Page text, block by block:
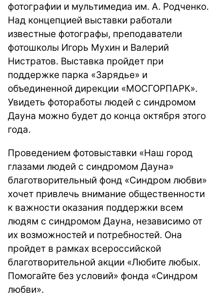
фотографии и мультимедиа им. А. Родченко.
Над концепцией выставки работали
известные фотографы, преподаватели
фотошколы Игорь Мухин и Валерий
Нистратов. Выставка пройдет при
поддержке парка «Зарядье» и
объединенной дирекции «МОСГОРПАРК».
Увидеть фотоработы людей с синдромом
Дауна можно будет до конца октября этого
года.
Проведением фотовыставки «Наш город
глазами людей с синдромом Дауна»
благотворительный фонд «Синдром любви»
хочет привлечь внимание общественности
к важности оказания поддержки всем
людям с синдромом Дауна, независимо от
их возможностей и потребностей. Она
пройдет в рамках всероссийской
благотворительной акции «Любите любых.
Помогайте без условий» фонда «Синдром
любви».